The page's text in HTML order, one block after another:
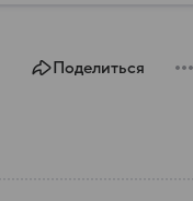
Поделиться